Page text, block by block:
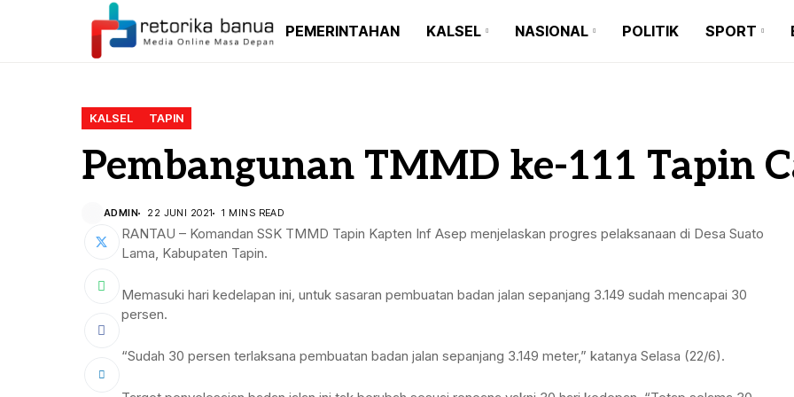
PEMERINTAHAN KALSEL
BANJARBARU
HULU SUNGAI SELATAN
NASIONAL
JAKARTA
JAWA TENGAH
POLITIK SPORT
BANJARMASIN
BANJAR
HULU SUNGAI SELATAN
HULU SUNGAI UTARA
JAWA TIMUR
JAWA TENGAH
MEDAN
KALSEL TAPIN
Pembangunan TMMD ke-111 Tapin
ADMIN 22 JUNI 2021 1 MINS READ
RANTAU – Komandan SSK TMMD Tapin Kapten Inf Asep menjelaskan progres pelaksanaan di Desa Suato
Lama, Kabupaten Tapin.
Memasuki hari kedelapan ini, untuk sasaran pembuatan badan jalan sepanjang 3.149 sudah mencapai 30
persen.
“Sudah 30 persen terlaksana pembuatan badan jalan sepanjang 3.149 meter,” katanya Selasa (22/6).